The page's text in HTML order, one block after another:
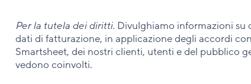
Per la tutela dei diritti. Divulghiamo informazioni
dati di fatturazione, in applicazione degli accordi
Smartsheet, dei nostri clienti, utenti e del pubblico
vedono coinvolti.